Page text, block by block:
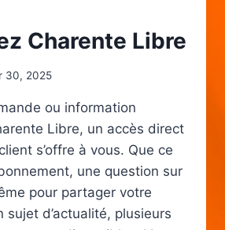
Charente Libre
30, 2025
ou information
Libre, un accès direct
s’offre à vous. Que ce
une question sur
pour partager votre
sujet d’actualité, plusieurs